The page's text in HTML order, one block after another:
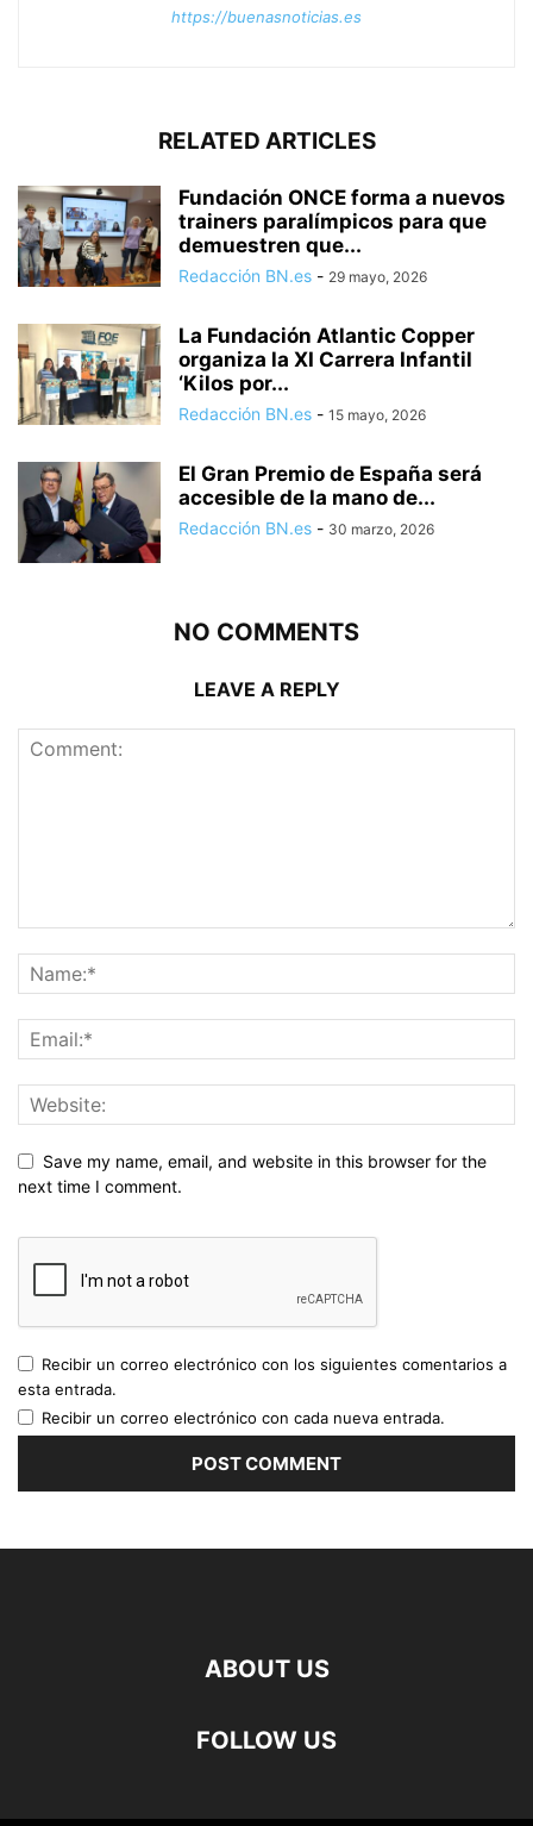
https://buenasnoticias.es
RELATED ARTICLES
Fundación ONCE forma a nuevos
trainers paralímpicos para que
demuestren que...
Redacción BN.es - 29 mayo, 2026
La Fundación Atlantic Copper
organiza la XI Carrera Infantil
‘Kilos por...
Redacción BN.es - 15 mayo, 2026
El Gran Premio de España será
accesible de la mano de...
Redacción BN.es - 30 marzo, 2026
NO COMMENTS
LEAVE A REPLY
Save my name, email, and website in this browser for the
next time I comment.
Recibir un correo electrónico con los siguientes comentarios a
esta entrada.
Recibir un correo electrónico con cada nueva entrada.
ABOUT US
FOLLOW US